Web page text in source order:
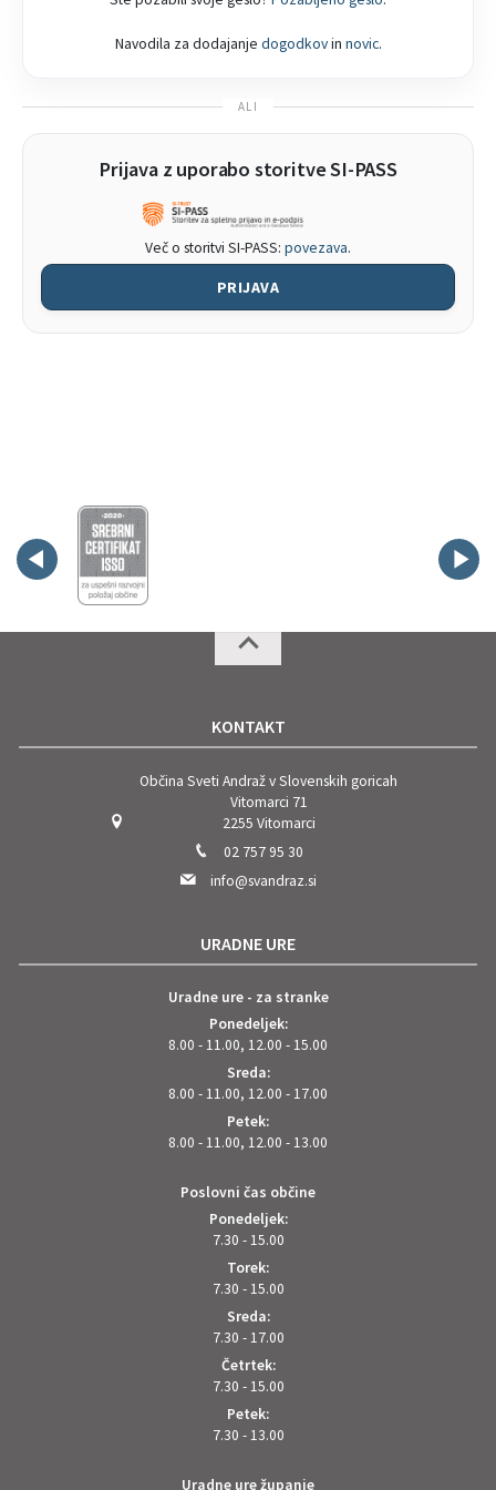
Navodila za dodajanje dogodkovin novic.
ALI
Prijava z uporabo storitve SI-PASS
Več o storitvi SI-PASS: povezava.
PRIJAVA
KONTAKT
Občina Sveti Andraž v Slovenskih goricah
Vitomarci 71
2255 Vitomarci
02 757 95 30
info@svandraz.si
URADNE URE
Uradne ure - za stranke
Ponedeljek:
8.00 - 11.00, 12.00 - 15.00
Sreda:
8.00 - 11.00, 12.00 - 17.00
Petek:
8.00 - 11.00, 12.00 - 13.00
Poslovni čas občine
Ponedeljek:
7.30 - 15.00
Torek:
7.30 - 15.00
Sreda:
7.30 - 17.00
Četrtek:
7.30 - 15.00
Petek:
7.30 - 13.00
Uradne ure županje